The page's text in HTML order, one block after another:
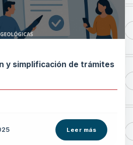
y simplificación de trámites
Leer más